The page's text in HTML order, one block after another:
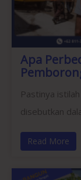
Apa
Pastinya
disebutkan
Read More